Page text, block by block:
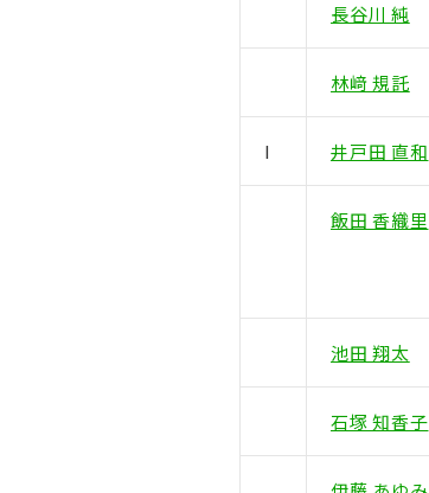
長谷川 純
林﨑 規託
I 井戸田 直和
飯田 香織里
池田 翔太
石塚 知香子